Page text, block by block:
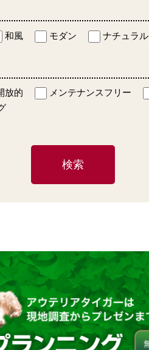
和風 モダン ナチュラル
放的 メンテナンスフリー
検索